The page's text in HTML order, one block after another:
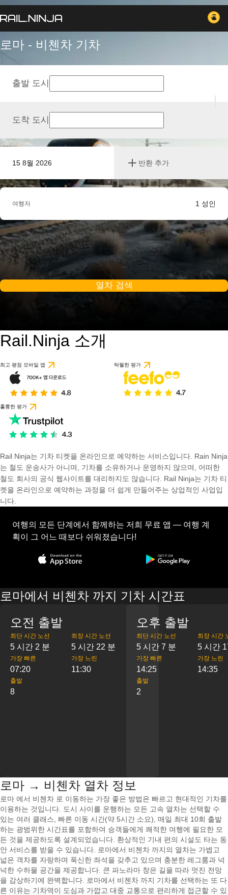
로마 - 비첸차 기차
15 8월 2026 반환 추가
출발 도시
도착 도시
여행자 1 성인
열차 검색
Rail.Ninja 소개
최고 평점 모바일 앱 탁월한 평가
훌륭한 평가
Rail Ninja는 기차 티켓을 온라인으로 예약하는 서비스입니다. Rain Ninja
는 철도 운송사가 아니며, 기차를 소유하거나 운영하지 않으며, 어떠한
철도 회사의 공식 웹사이트를 대리하지도 않습니다. Rail Ninja는 기차 티
켓을 온라인으로 예약하는 과정을 더 쉽게 만들어주는 상업적인 사업입
니다.
여행의 모든 단계에서 함께하는 저희 무료 앱 — 여행 계
획이 그 어느 때보다 쉬워졌습니다!
로마에서 비첸차 까지 기차 시간표
오전 출발
최단 시간 노선
5 시간 2 분
최장 시간 노선
5 시간 22 분
가장 빠른
07:20
가장 느린
11:30
출발
8
오후 출발
최단 시간 노선
5 시간 7 분
최장 시간
5 시간
가장 빠른
14:25
가장 느린
14:35
출발
2
로마 → 비첸차 열차 정보
로마 에서 비첸차 로 이동하는 가장 좋은 방법은 빠르고 현대적인 기차를
이용하는 것입니다. 도시 사이를 운행하는 모든 고속 열차는 선택할 수
있는 여러 클래스, 빠른 이동 시간(약 5시간 소요), 매일 최대 10회 출발
하는 광범위한 시간표를 포함하여 승객들에게 쾌적한 여행에 필요한 모
든 것을 제공하도록 설계되었습니다. 환상적인 기내 편의 시설도 타는 동
안 서비스를 받을 수 있습니다. 로마에서 비첸차 까지의 열차는 가볍고
넓은 객차를 자랑하며 푹신한 좌석을 갖추고 있으며 충분한 레그룸과 넉
넉한 수하물 공간을 제공합니다. 큰 파노라마 창은 길을 따라 멋진 전망
을 감상하기에 완벽합니다. 로마에서 비첸차 까지 기차를 선택하는 또 다
른 이유는 기차역이 도심과 가깝고 대중 교통으로 편리하게 접근할 수 있